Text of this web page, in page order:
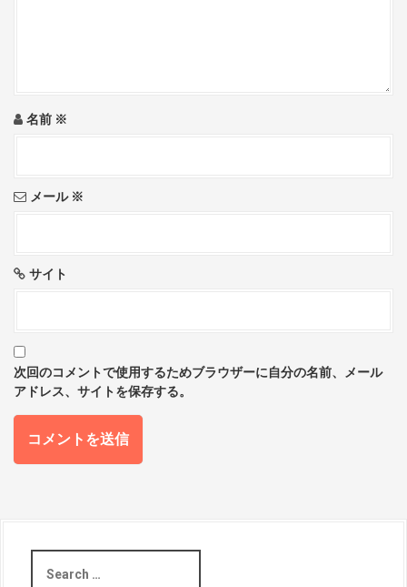
o名前 ※
メール ※
サイト
次回のコメントで使用するためブラウザーに自分の名前、メール
アドレス、サイトを保存する。